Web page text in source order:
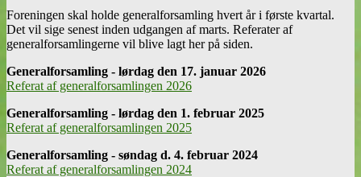
Foreningen skal holde generalforsamling hvert år i første kvartal.
Det vil sige senest inden udgangen af marts. Referater af
generalforsamlingerne vil blive lagt her på siden.
Generalforsamling - lørdag den 17. januar 2026
Referat af generalforsamlingen 2026
Generalforsamling - lørdag den 1. februar 2025
Referat af generalforsamlingen 2025
Generalforsamling - søndag d. 4. februar 2024
Referat af generalforsamlingen 2024